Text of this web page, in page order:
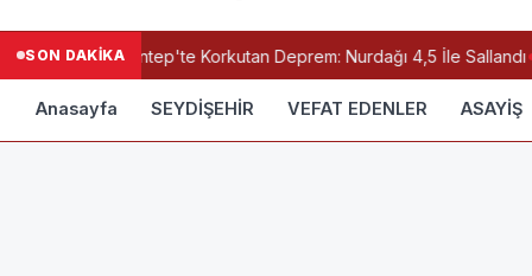
SON DAKİKAGaziantep'te Korkutan Deprem: Nurdağı 4,5 İle Sallandı
Anasayfa SEYDİŞEHİR VEFAT EDENLER ASAYİŞ